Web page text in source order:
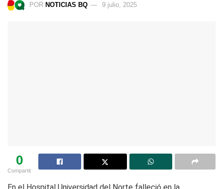
POR NOTICIAS BQ 9 julio, 2025
0
Compartit